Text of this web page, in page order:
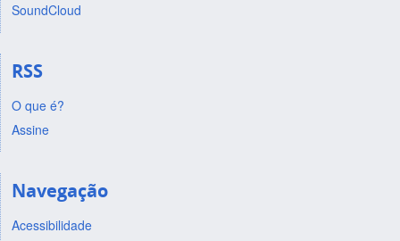
SoundCloud
RSS
O que é?
Assine
Navegação
Acessibilidade